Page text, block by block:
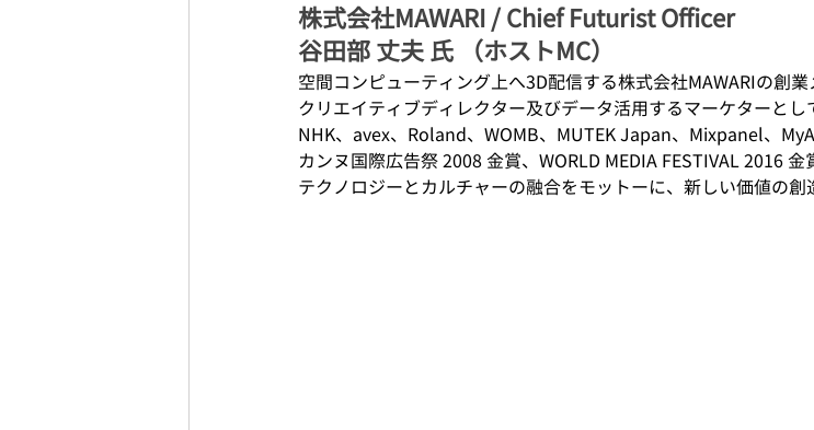
株式会社MAWARI / Chief Futurist Officer
谷田部 丈夫 氏 （ホストMC）
空間コンピューティング上へ3D配信する株式会社MAWARIの創業
クリエイティブディレクター及びデータ活用するマーケターとし
NHK、avex、Roland、WOMB、MUTEK Japan、Mixpanel、
カンヌ国際広告祭 2008 金賞、WORLD MEDIA FESTIVAL 2016 金
テクノロジーとカルチャーの融合をモットーに、新しい価値の創